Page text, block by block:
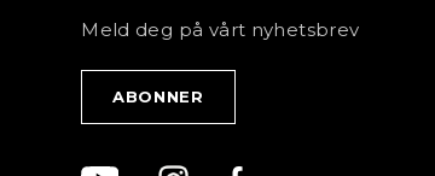
Meld deg på vårt nyhetsbrev